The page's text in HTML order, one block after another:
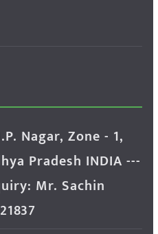
Nagar, Zone - 1,
Pradesh INDIA ---
Mr. Sachin